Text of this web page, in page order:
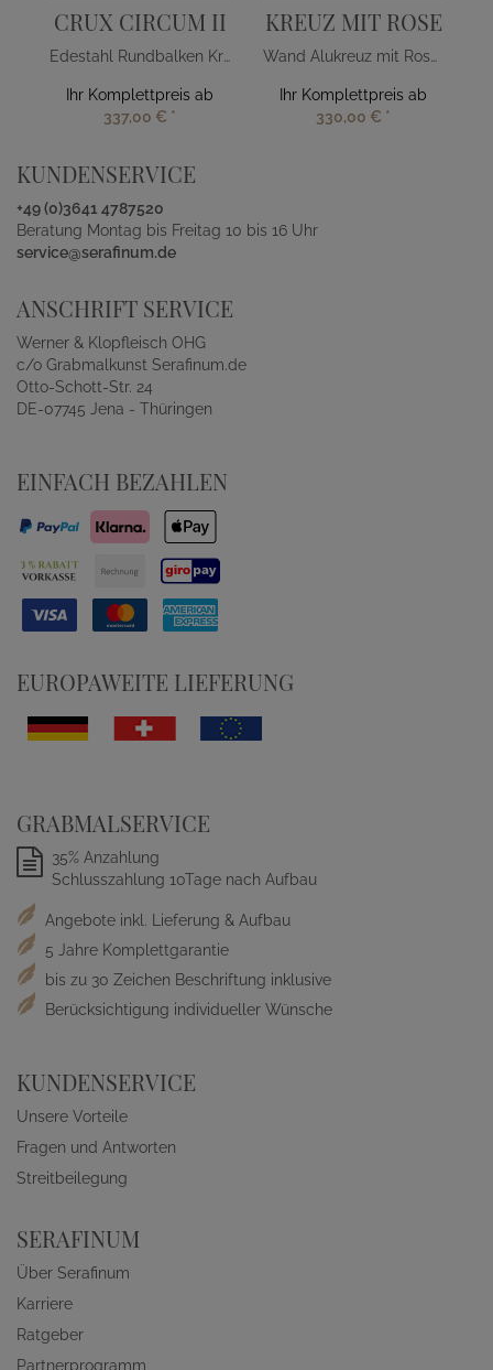
CRUX CIRCUM II
Edestahl Rundbalken Kreuz für Grab
Ihr Komplettpreis ab
337,00 € *
KREUZ MIT ROSE
Wand Alukreuz mit Rosenblüten
Ihr Komplettpreis ab
330,00 € *
KUNDENSERVICE
+49 (0)3641 4787520
Beratung Montag bis Freitag 10 bis 16 Uhr
service@serafinum.de
ANSCHRIFT SERVICE
Werner & Klopfleisch OHG
c/o Grabmalkunst Serafinum.de
Otto-Schott-Str. 24
DE-07745 Jena - Thüringen
EINFACH BEZAHLEN
EUROPAWEITE LIEFERUNG
GRABMALSERVICE
35% Anzahlung
Schlusszahlung 10Tage nach Aufbau
Angebote inkl. Lieferung & Aufbau
5 Jahre Komplettgarantie
bis zu 30 Zeichen Beschriftung inklusive
Berücksichtigung individueller Wünsche
KUNDENSERVICE
Unsere Vorteile
Fragen und Antworten
Streitbeilegung
SERAFINUM
Über Serafinum
Karriere
Ratgeber
Partnerprogramm